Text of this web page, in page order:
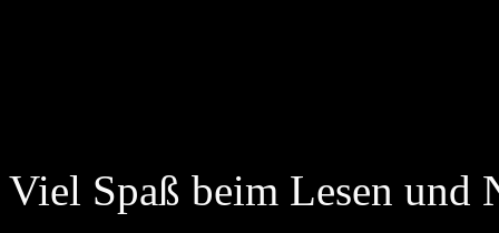
Viel Spaß beim Lesen und